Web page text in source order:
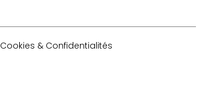
Cookies & Confidentialités